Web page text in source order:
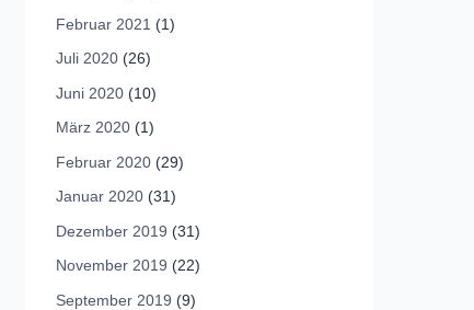
Februar 2021 (1)
Juli 2020 (26)
Juni 2020 (10)
März 2020 (1)
Februar 2020 (29)
Januar 2020 (31)
Dezember 2019 (31)
November 2019 (22)
September 2019 (9)